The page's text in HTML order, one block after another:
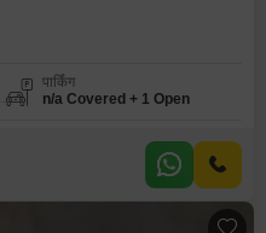
पार्किंग
n/a Covered + 1 Open